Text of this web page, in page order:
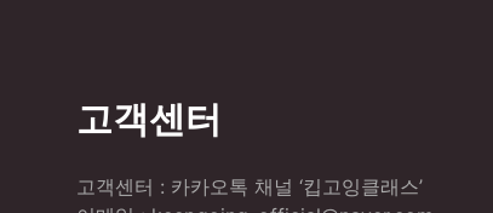
고객센터
고객센터 : 카카오톡 채널 ‘킵고잉클래스’